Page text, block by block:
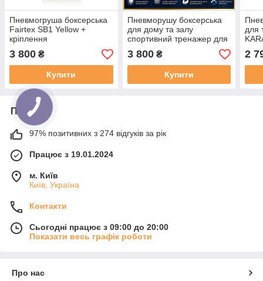
Пневмогруша боксерська
Fairtex SB1 Yellow +
кріплення
3 800 ₴
Купити
Пневморушу боксерська
для дому та залу
спортивний тренажер для
боксу ударної техніки
Fairtex SB1 Blue
3 800₴
Купити
для
2
Про нас
97% позитивних з 274 відгуків за рік
Працює з 19.01.2024
м. Київ
Київ, Україна
Контакти
Сьогодні працює з 09:00 до 20:00
Показати весь графік роботи
Про нас